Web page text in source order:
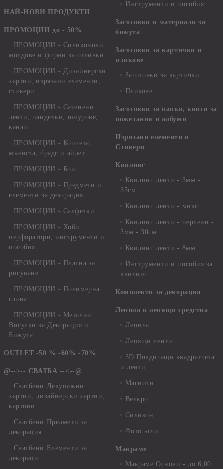
НАЙ-НОВИ ПРОДУКТИ
ПРОМОЦИИ до - 50%
ПРОМОЦИИ - Силиконови
молдове и форми за отливки
ПРОМОЦИИ - Дизайнерски
хартии, изрязани елементи,
стикери
ПРОМОЦИИ - Сатенени
ленти, панделки, шнурове,
канап
ПРОМОЦИИ - Копчета,
мъниста, брадс и айлет
ПРОМОЦИИ - Бои
ПРОМОЦИИ - Предмети и
елементи за декорация
ПРОМОЦИИ - Салфетки
ПРОМОЦИИ - Хоби
перфоратори, инструменти и
пособия
ПРОМОЦИИ - Платна за
рисуване
ПРОМОЦИИ - Полимерна
глина
ПРОМОЦИИ - Метални
Висулки за Декорация и
Бижута
OUTLET -50 % -60% -70%
@-->-- СВАТБА --<--@
Сватбени Декупажни
хартии, дизайнерски хартии,
картони
Сватбени Предмети за
декорация
Сватбени Елементи за
декораци
Инструменти и пособия
Заготовки и материали за
бижута
Заготовки за картички и
пликове
Заготовки за картички
Пликове
Заготовки за папки, книги за
пожелания и албуми
Изрязани елементи и
Стикери
Квилинг
Квилинг ленти - 3мм -
35см.
Квилинг ленти - микс
Квилинг ленти - перлени -
3мм - 30см.
Квилинг ленти - 8мм
Инструменти и пособия за
квилинг
Комплекти за декорация
Лепила и лепящи средства
Лепила
Лепящи ленти
3D Повдигащи квадратчета
и ленти
Магнити
Велкро
Силикон
Фото ъгли
Макраме
Макраме Основи - до 6,00